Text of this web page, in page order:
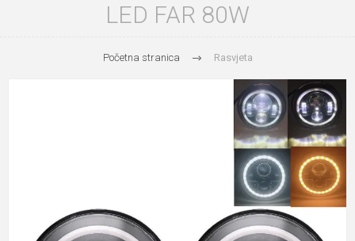
LED FAR 80W
Početna stranica Rasvjeta